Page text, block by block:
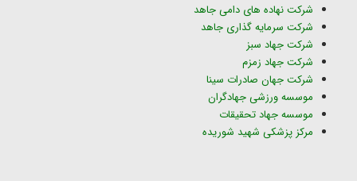
شرکت نهاده های دامی جاهد
شرکت سرمایه گذاری جاهد
شرکت جهاد سبز
شرکت جهاد زمزم
شرکت جهان صادرات سینا
موسسه ورزشی جهادگران
موسسه جهاد تحقیقات
مرکز پزشکی شهید شوریده